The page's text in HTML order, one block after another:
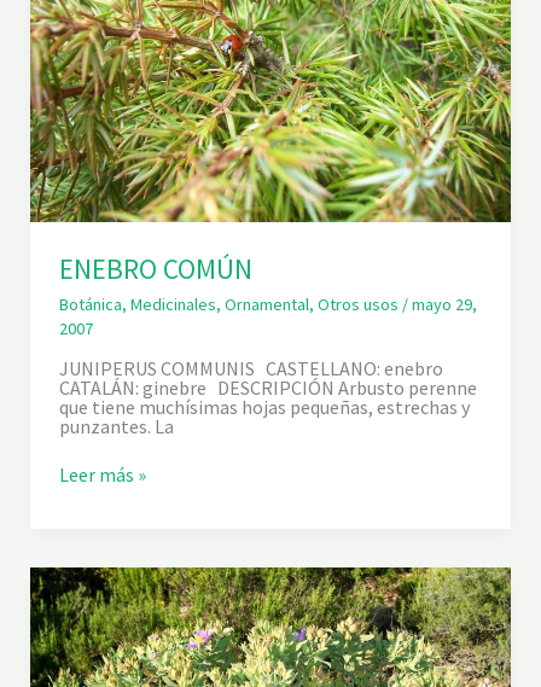
ENEBRO COMÚN
Botánica, Medicinales, Ornamental, Otros usos /mayo 29,
2007
JUNIPERUS COMMUNIS CASTELLANO: enebro
CATALÁN: ginebre DESCRIPCIÓN Arbusto perenne
que tiene muchísimas hojas pequeñas, estrechas y
punzantes. La
E
O
C
O
M
Ú
N
Leer más »